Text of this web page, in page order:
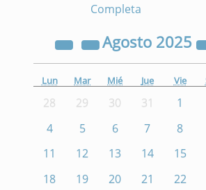
Completa
Agosto 2025
Lun Mar Mié Jue Vie
28 29 30 31 1
4
5 6 7 8
11
12 13 14 15
18
19 20 21 22